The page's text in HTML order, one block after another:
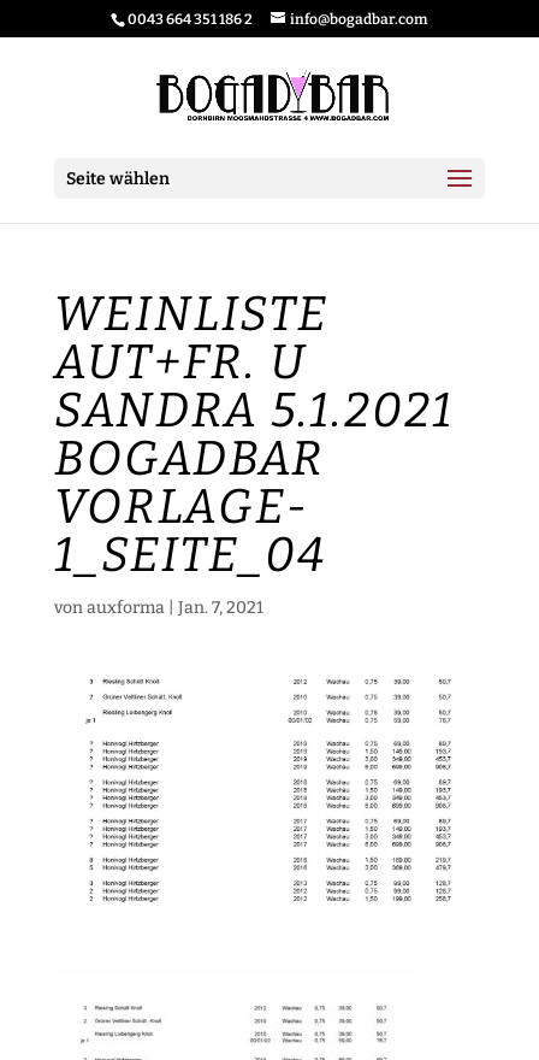
0043 664 351 186 2 info@bogadbar.com
Seite wählen
WEINLISTE
AUT+FR. U
SANDRA 5.1.2021
BOGADBAR
VORLAGE-
1_SEITE_04
vonauxforma| Jan. 7, 2021